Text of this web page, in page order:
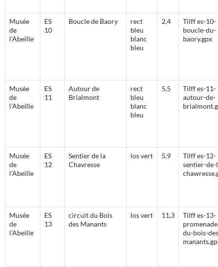
Musée
de
l’Abeille
ES
10
Boucle de Baory
rect
bleu
blanc
bleu
2,4
Tilff es-10-
boucle-du-
baory.gpx
Musée
de
l’Abeille
ES
11
Autour de
Brialmont
rect
bleu
blanc
bleu
5,5
Tilff es-11-
autour-de-
Musée
de
l’Abeille
ES
12
Sentier de la
Chavresse
los vert 5,9
Tilff es-12-
sentier-de-
Musée
de
l’Abeille
ES
13
circuit du Bois
des Manants
los vert 11,3
Tilff es-13-
du-bois-